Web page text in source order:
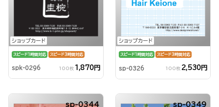
ショップカード
スピード1時間対応 スピード3時間対応
spk-0296 100枚 1,870円
ショップカード
スピード1時間対応 スピード3時間対応
sp-0326 100枚 2,530円
sp-0344 sp-0349